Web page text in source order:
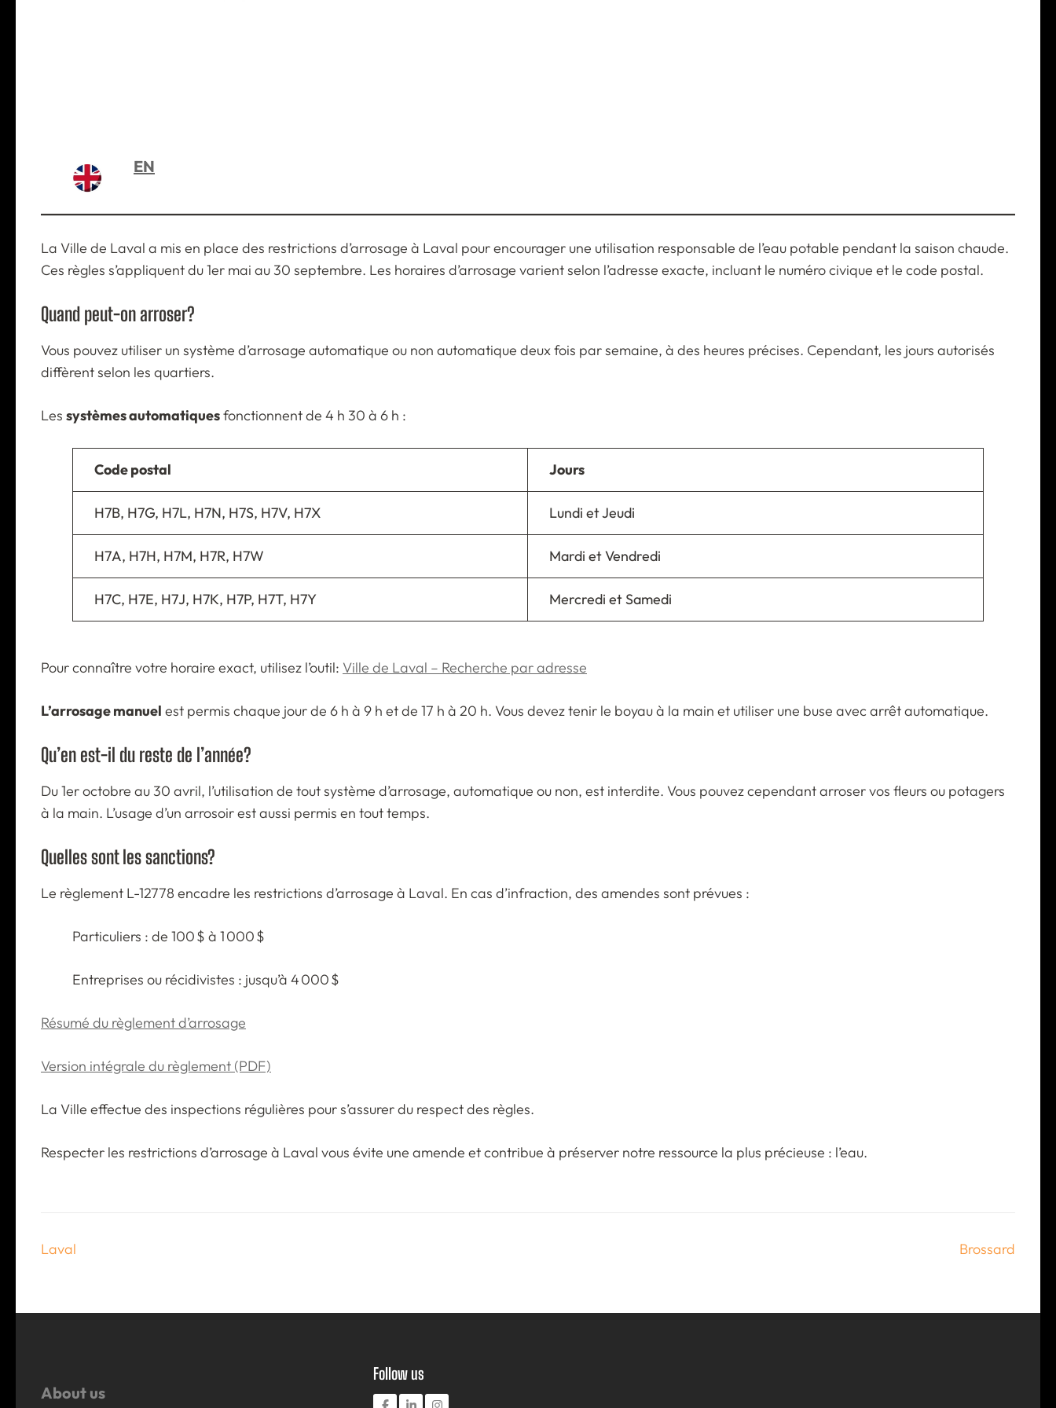
EN
La Ville de Laval a mis en place des restrictions d’arrosage à Laval pour encourager une utilisation responsable de l’eau potable pendant la saison chaude.
Ces règles s’appliquent du 1er mai au 30 septembre. Les horaires d’arrosage varient selon l’adresse exacte, incluant le numéro civique et le code postal.
Quand peut-on arroser?
Vous pouvez utiliser un système d’arrosage automatique ou non automatique deux fois par semaine, à des heures précises. Cependant, les jours autorisés
diffèrent selon les quartiers.
Les systèmes automatiquesfonctionnent de 4 h 30 à 6 h :
Code postal Jours
H7B, H7G, H7L, H7N, H7S, H7V, H7X Lundi et Jeudi
H7A, H7H, H7M, H7R, H7W Mardi et Vendredi
H7C, H7E, H7J, H7K, H7P, H7T, H7Y Mercredi et Samedi
Pour connaître votre horaire exact, utilisez l’outil: Ville de Laval – Recherche par adresse
L’arrosage manuel est permis chaque jour de 6 h à 9 h et de 17 h à 20 h. Vous devez tenir le boyau à la main et utiliser une buse avec arrêt automatique.
Qu’en est-il du reste de l’année?
Du 1er octobre au 30 avril, l’utilisation de tout système d’arrosage, automatique ou non, est interdite. Vous pouvez cependant arroser vos fleurs ou potagers
à la main. L’usage d’un arrosoir est aussi permis en tout temps.
Quelles sont les sanctions?
Le règlement L-12778 encadre les restrictions d’arrosage à Laval. En cas d’infraction, des amendes sont prévues :
Particuliers : de 100 $ à 1 000 $
Entreprises ou récidivistes : jusqu’à 4 000 $
Résumé du règlement d’arrosage
Version intégrale du règlement (PDF)
La Ville effectue des inspections régulières pour s’assurer du respect des règles.
Respecter les restrictions d’arrosage à Laval vous évite une amende et contribue à préserver notre ressource la plus précieuse : l’eau.
Post
Laval Brossard
About us
Follow us